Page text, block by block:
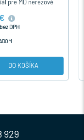
zámku s
úprave kartáčová
€
DPH
DO KOŠÍKA
929